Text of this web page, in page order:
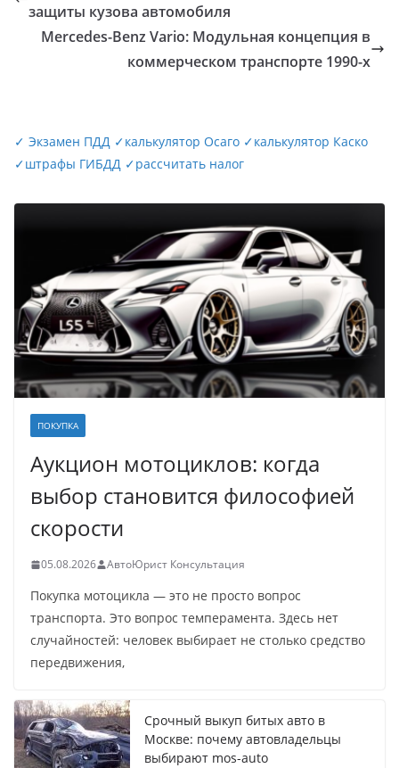
защиты кузова автомобиля
Mercedes-Benz Vario: Модульная концепция в
коммерческом транспорте 1990-х
✓ Экзамен ПДД ✓калькулятор Осаго ✓калькулятор Каско
✓штрафы ГИБДД ✓рассчитать налог
ПОКУПКА
Аукцион мотоциклов: когда
выбор становится философией
скорости
05.08.2026 АвтоЮрист Консультация
Покупка мотоцикла — это не просто вопрос
транспорта. Это вопрос темперамента. Здесь нет
случайностей: человек выбирает не столько средство
передвижения,
Срочный выкуп битых авто в
Москве: почему автовладельцы
выбирают mos-auto